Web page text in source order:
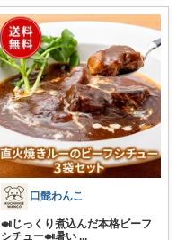
口髭わんこ
🍛じっくり煮込んだ本格ビーフ
シチュー🍛暑い ...